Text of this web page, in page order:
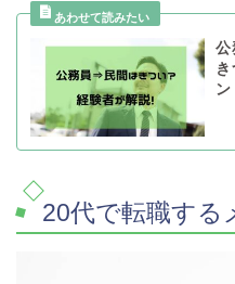
公
ン
20代で転職する